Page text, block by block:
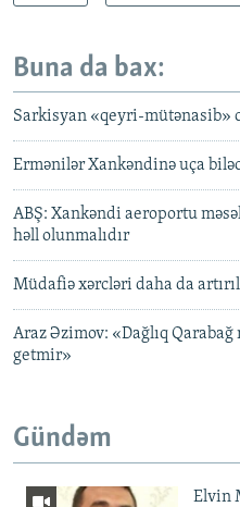
Buna da bax:
Sarkisyan «qeyri-mütənasib»
Ermənilər Xankəndinə uça
ABŞ: Xankəndi aeroportu
həll olunmalıdır
Müdafiə xərcləri daha da
Araz Əzimov: «Dağlıq Qarabağ
getmir»
Gündəm
Elvin